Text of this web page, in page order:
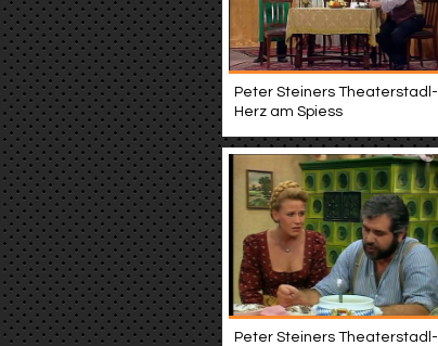
Peter Steiners Theaterstadl-
Herz am Spiess
Peter Steiners Theaterstadl-